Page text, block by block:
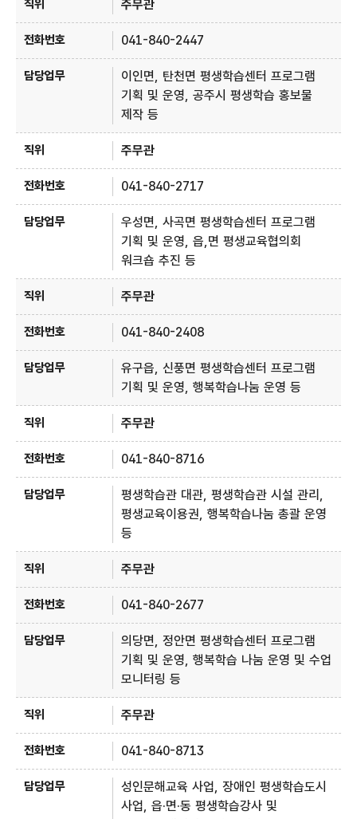
주무관
041-840-2447
이인면, 탄천면 평생학습센터 프로그램
기획 및 운영, 공주시 평생학습 홍보물
제작 등
주무관
041-840-2717
우성면, 사곡면 평생학습센터 프로그램
기획 및 운영, 읍,면 평생교육협의회
워크숍 추진 등
주무관
041-840-2408
유구읍, 신풍면 평생학습센터 프로그램
기획 및 운영, 행복학습나눔 운영 등
주무관
041-840-8716
평생학습관 대관, 평생학습관 시설 관리,
평생교육이용권, 행복학습나눔 총괄 운영
등
주무관
041-840-2677
의당면, 정안면 평생학습센터 프로그램
기획 및 운영, 행복학습 나눔 운영 및 수업
모니터링 등
주무관
041-840-8713
성인문해교육 사업, 장애인 평생학습도시
사업, 읍·면·동 평생학습강사 및